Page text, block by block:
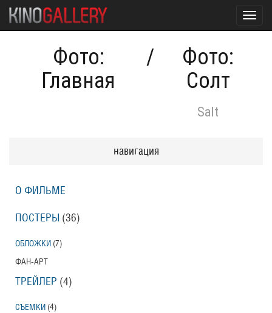
Фото:
Главная
/
Фото:
Солт
Salt
навигация
О ФИЛЬМЕ
ПОСТЕРЫ (36)
ОБЛОЖКИ (7)
ФАН-АРТ
ТРЕЙЛЕР (4)
СЪЕМКИ (4)